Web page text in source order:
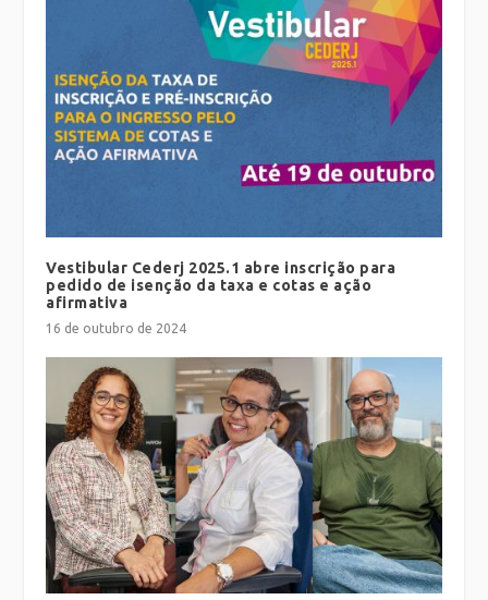
Vestibular Cederj 2025.1 abre inscrição para
pedido de isenção da taxa e cotas e ação
afirmativa
16 de outubro de 2024